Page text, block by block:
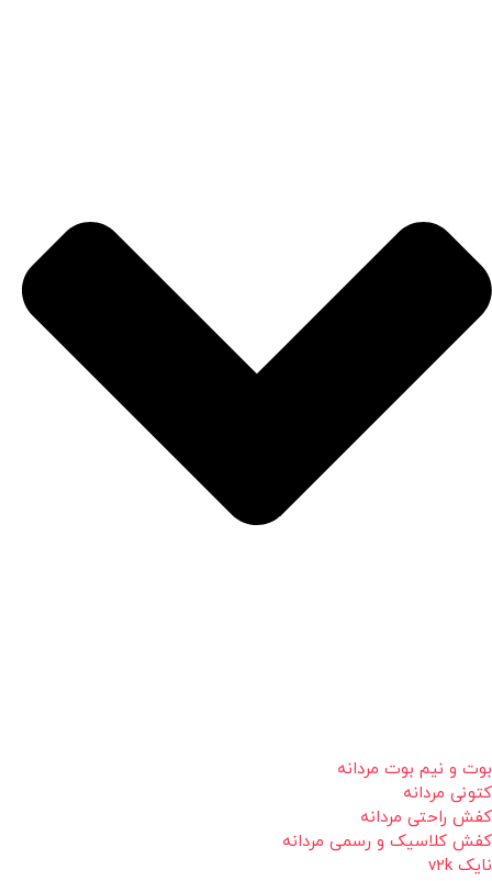
بوت و نیم بوت مردانه
کتونی مردانه
کفش راحتی مردانه
کفش کلاسیک و رسمی مردانه
نایک v2k